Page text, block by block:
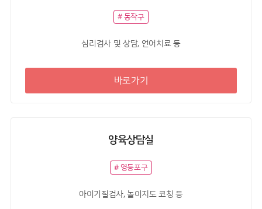
# 동작구
심리검사 및 상담, 언어치료 등
바로가기
양육상담실
# 영등포구
아이기질검사, 놀이지도 코칭 등